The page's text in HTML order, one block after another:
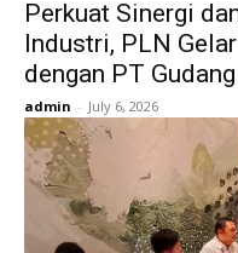
Perkuat Sinergi
Industri, PLN
dengan PT
admin - July 6, 2026